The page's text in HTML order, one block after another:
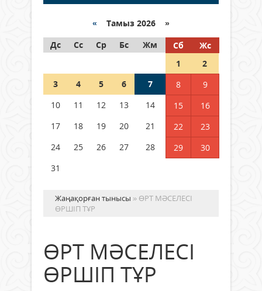
граждане Казахстана,
05 тамыз 2026 ж. 131
Шетелде жүрген Қазақстан
азаматтары қалай дауыс бере
« Тамыз 2026 »
Дс
Сс Ср Бс Жм Сб
Жс
1
2
3
4 5 6 7 8
9
10
11 12 13 14 15
16
17
18 19 20 21 22
23
24
25 26 27 28 29
30
31
Жаңақорған тынысы » ӨРТ МӘСЕЛЕСІ
ӨРШІП ТҰР
ӨРТ МӘСЕЛЕСІ
ӨРШІП ТҰР